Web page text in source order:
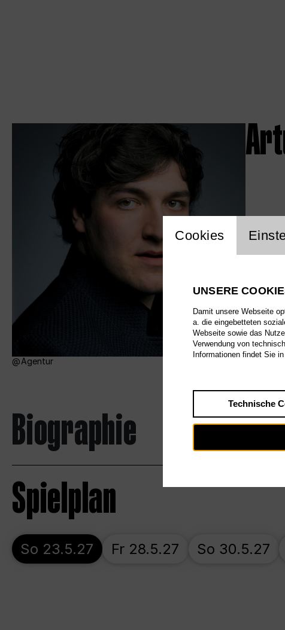
Agentur
Biographie
Spielplan
So 23.5.27 Fr 28.5.27 So 30.5.27
Cookies
UNSERE
Damit unsere Webseite
a. die eingebetteten
Webseite sowie das
Verwendung von
Informationen findet Sie
Technische